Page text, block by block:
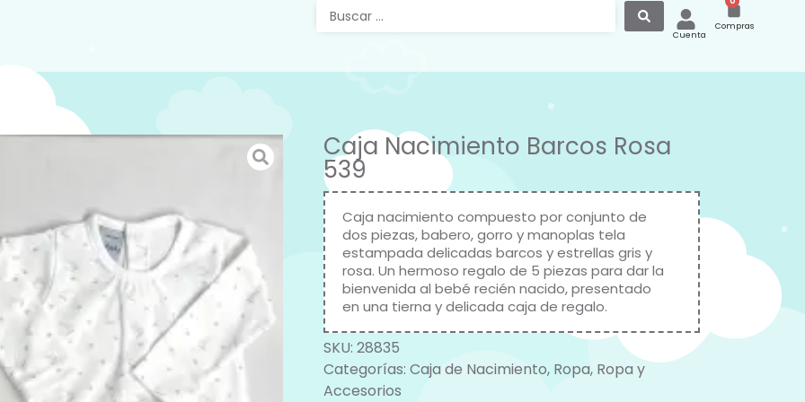
Cuenta
Compras
Caja Nacimiento Barcos Rosa
539
Caja nacimiento compuesto por conjunto de
dos piezas, babero, gorro y manoplas tela
estampada delicadas barcos y estrellas gris y
rosa. Un hermoso regalo de 5 piezas para dar la
bienvenida al bebé recién nacido, presentado
en una tierna y delicada caja de regalo.
SKU: 28835
Categorías: Caja de Nacimiento, Ropa, Ropa y
Accesorios